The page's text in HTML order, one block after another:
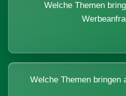
Welche Themen
Welche Themen bringen